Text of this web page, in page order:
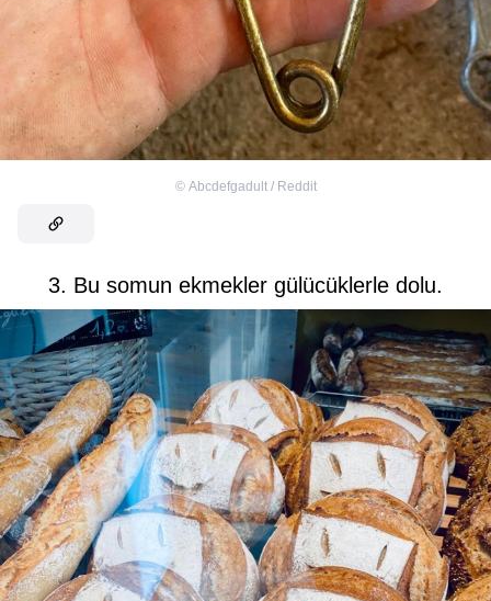
© Abcdefgadult / Reddit
3. Bu somun ekmekler gülücüklerle dolu.